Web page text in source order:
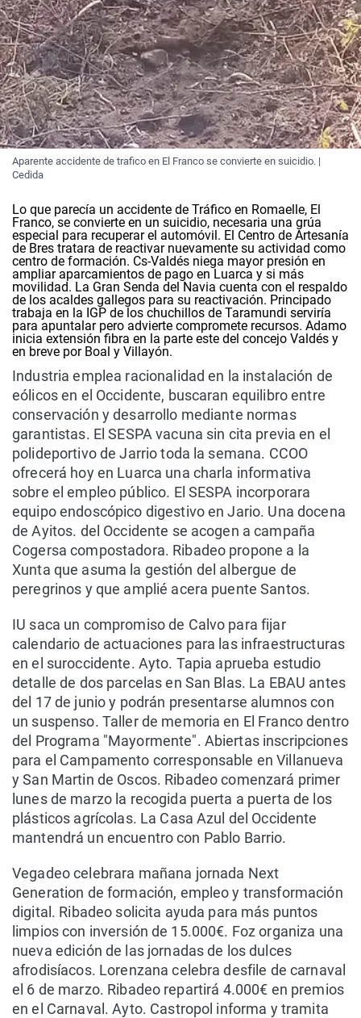
Aparente accidente de trafico en El Franco se convierte en suicidio. |
Cedida
Lo que parecía un accidente de Tráfico en Romaelle, El
Franco, se convierte en un suicidio, necesaria una grúa
especial para recuperar el automóvil. El Centro de Artesanía
de Bres tratara de reactivar nuevamente su actividad como
centro de formación. Cs-Valdés niega mayor presión en
ampliar aparcamientos de pago en Luarca y si más
movilidad. La Gran Senda del Navia cuenta con el respaldo
de los acaldes gallegos para su reactivación. Principado
trabaja en la IGP de los chuchillos de Taramundi serviría
para apuntalar pero advierte compromete recursos. Adamo
inicia extensión fibra en la parte este del concejo Valdés y
en breve por Boal y Villayón.
Industria emplea racionalidad en la instalación de
eólicos en el Occidente, buscaran equilibro entre
conservación y desarrollo mediante normas
garantistas. El SESPA vacuna sin cita previa en el
polideportivo de Jarrio toda la semana. CCOO
ofrecerá hoy en Luarca una charla informativa
sobre el empleo público. El SESPA incorporara
equipo endoscópico digestivo en Jario. Una docena
de Ayitos. del Occidente se acogen a campaña
Cogersa compostadora. Ribadeo propone a la
Xunta que asuma la gestión del albergue de
peregrinos y que amplié acera puente Santos.
IU saca un compromiso de Calvo para fijar
calendario de actuaciones para las infraestructuras
en el suroccidente. Ayto. Tapia aprueba estudio
detalle de dos parcelas en San Blas. La EBAU antes
del 17 de junio y podrán presentarse alumnos con
un suspenso. Taller de memoria en El Franco dentro
del Programa "Mayormente". Abiertas inscripciones
para el Campamento corresponsable en Villanueva
y San Martin de Oscos. Ribadeo comenzará primer
lunes de marzo la recogida puerta a puerta de los
plásticos agrícolas. La Casa Azul del Occidente
mantendrá un encuentro con Pablo Barrio.
Vegadeo celebrara mañana jornada Next
Generation de formación, empleo y transformación
digital. Ribadeo solicita ayuda para más puntos
limpios con inversión de 15.000€. Foz organiza una
nueva edición de las jornadas de los dulces
afrodisíacos. Lorenzana celebra desfile de carnaval
el 6 de marzo. Ribadeo repartirá 4.000€ en premios
en el Carnaval. Ayto. Castropol informa y tramita